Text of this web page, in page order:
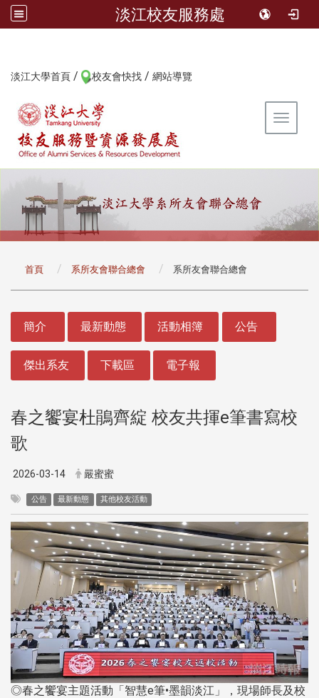
淡江校友服務處
淡江大學首頁 / 校友會快找 / 網站導覽
Toggle
首頁 系所友會聯合總會 系所友會聯合總會
簡介 最新動態 活動相簿 公告
傑出系友 下載區 電子報
春之饗宴杜鵑齊綻 校友共揮e筆書寫校
歌
2026-03-14 嚴蜜蜜
公告 最新動態 其他校友活動
◎春之饗宴主題活動「智慧e筆•墨韻淡江」，現場師長及校